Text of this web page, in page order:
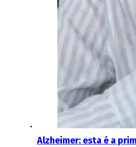
Alzheimer: esta é a